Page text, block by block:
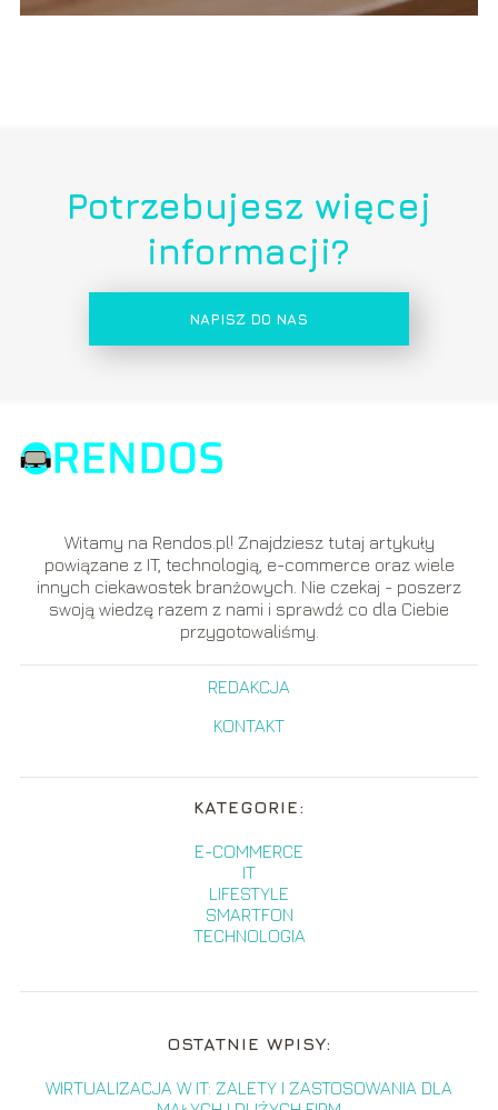
Potrzebujesz więcej
informacji?
NAPISZ DO NAS
Witamy na Rendos.pl! Znajdziesz tutaj artykuły
powiązane z IT, technologią, e-commerce oraz wiele
innych ciekawostek branżowych. Nie czekaj - poszerz
swoją wiedzę razem z nami i sprawdź co dla Ciebie
przygotowaliśmy.
REDAKCJA
KONTAKT
KATEGORIE:
E-COMMERCE
IT
LIFESTYLE
SMARTFON
TECHNOLOGIA
OSTATNIE WPISY:
WIRTUALIZACJA W IT: ZALETY I ZASTOSOWANIA DLA